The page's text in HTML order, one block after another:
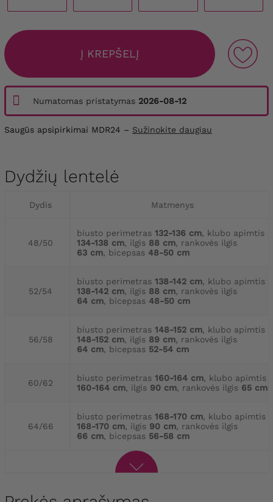
Į KREPŠELĮ
Numatomas pristatymas 2026-08-12
Saugūs apsipirkimai MDR24 – Sužinokite daugiau
Dydžių lentelė
Dydis Matmenys
48/50
biusto perimetras 132-136 cm, klubo apimtis
134-138 cm, ilgis 88 cm, rankovės ilgis
63 cm, bicepsas 48-50 cm
52/54
biusto perimetras 138-142 cm, klubo apimtis
138-142 cm, ilgis 88 cm, rankovės ilgis
64 cm, bicepsas 48-50 cm
56/58
biusto perimetras 148-152 cm, klubo apimtis
148-152 cm, ilgis 89 cm, rankovės ilgis
64 cm, bicepsas 52-54 cm
60/62 biusto perimetras 160-164 cm, klubo apimtis
160-164 cm, ilgis 90 cm, rankovės ilgis 65 cm
64/66
biusto perimetras 168-170 cm, klubo apimtis
168-170 cm, ilgis 90 cm, rankovės ilgis
66 cm, bicepsas 56-58 cm